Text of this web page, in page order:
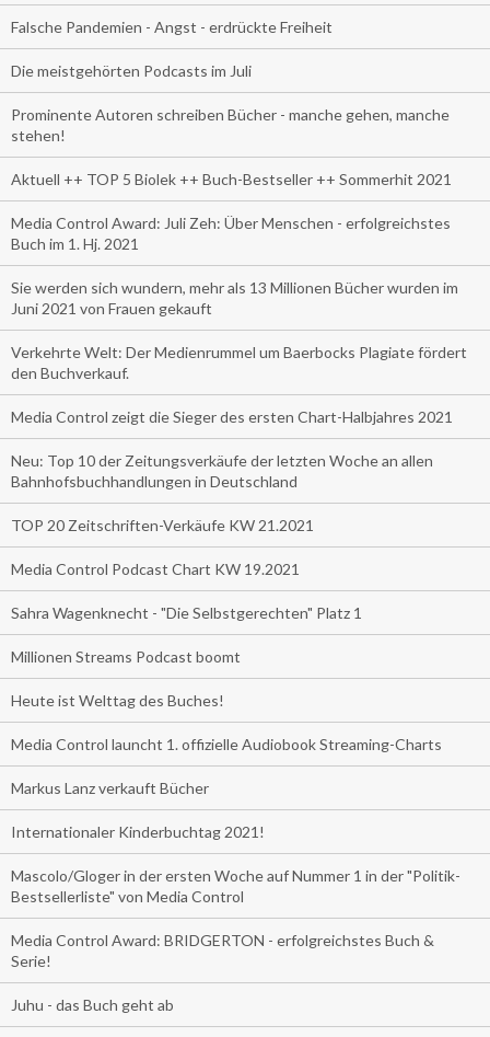
Falsche Pandemien - Angst - erdrückte Freiheit
Die meistgehörten Podcasts im Juli
Prominente Autoren schreiben Bücher - manche gehen, manche
stehen!
Aktuell ++ TOP 5 Biolek ++ Buch-Bestseller ++ Sommerhit 2021
Media Control Award: Juli Zeh: Über Menschen - erfolgreichstes
Buch im 1. Hj. 2021
Sie werden sich wundern, mehr als 13 Millionen Bücher wurden im
Juni 2021 von Frauen gekauft
Verkehrte Welt: Der Medienrummel um Baerbocks Plagiate fördert
den Buchverkauf.
Media Control zeigt die Sieger des ersten Chart-Halbjahres 2021
Neu: Top 10 der Zeitungsverkäufe der letzten Woche an allen
Bahnhofsbuchhandlungen in Deutschland
TOP 20 Zeitschriften-Verkäufe KW 21.2021
Media Control Podcast Chart KW 19.2021
Sahra Wagenknecht - "Die Selbstgerechten" Platz 1
Millionen Streams Podcast boomt
Heute ist Welttag des Buches!
Media Control launcht 1. offizielle Audiobook Streaming-Charts
Markus Lanz verkauft Bücher
Internationaler Kinderbuchtag 2021!
Mascolo/Gloger in der ersten Woche auf Nummer 1 in der "Politik-
Bestsellerliste" von Media Control
Media Control Award: BRIDGERTON - erfolgreichstes Buch &
Serie!
Juhu - das Buch geht ab